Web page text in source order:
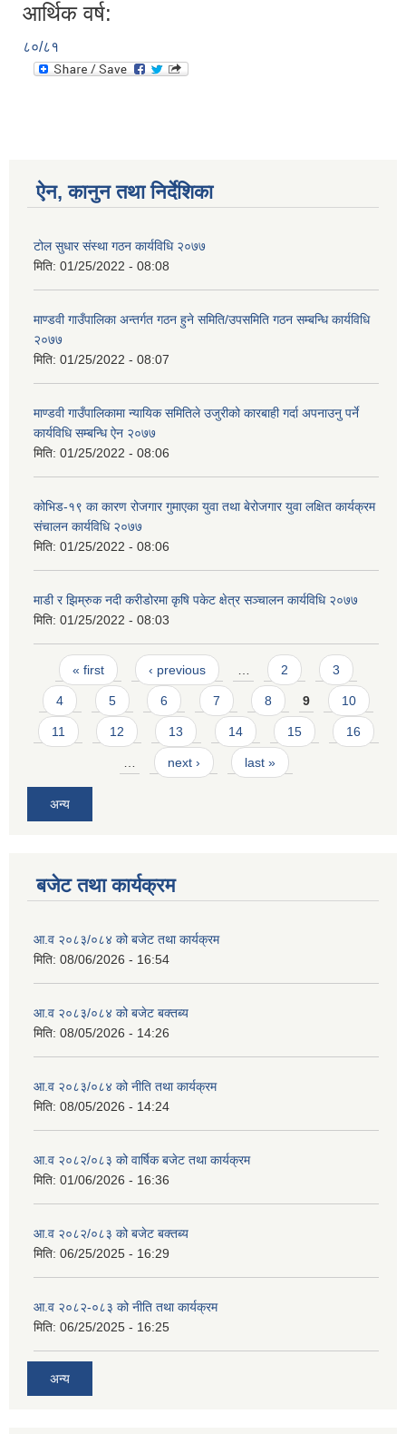
आर्थिक वर्ष:
८०/८१
ऐन, कानुन तथा निर्देशिका
टोल सुधार संस्था गठन कार्यविधि २०७७
मिति: 01/25/2022 - 08:08
माण्डवी गाउँपालिका अन्तर्गत गठन हुने समिति/उपसमिति गठन सम्बन्धि कार्यविधि
२०७७
मिति: 01/25/2022 - 08:07
माण्डवी गाउँपालिकामा न्यायिक समितिले उजुरीको कारबाही गर्दा अपनाउनु पर्ने
कार्यविधि सम्बन्धि ऐन २०७७
मिति: 01/25/2022 - 08:06
कोभिड-१९ का कारण रोजगार गुमाएका युवा तथा बेरोजगार युवा लक्षित कार्यक्रम
संचालन कार्यविधि २०७७
मिति: 01/25/2022 - 08:06
माडी र झिम्रुक नदी करीडोरमा कृषि पकेट क्षेत्र सञ्चालन कार्यविधि २०७७
मिति: 01/25/2022 - 08:03
Pages
« first ‹ previous 2 3
4 5 6 7 8 9 10
11 12 13 14 15 16
next › last »
अन्य
बजेट तथा कार्यक्रम
आ.व २०८३/०८४ को बजेट तथा कार्यक्रम
मिति: 08/06/2026 - 16:54
आ.व २०८३/०८४ को बजेट बक्तब्य
मिति: 08/05/2026 - 14:26
आ.व २०८३/०८४ को नीति तथा कार्यक्रम
मिति: 08/05/2026 - 14:24
आ.व २०८२/०८३ को वार्षिक बजेट तथा कार्यक्रम
मिति: 01/06/2026 - 16:36
आ.व २०८२/०८३ को बजेट बक्तब्य
मिति: 06/25/2025 - 16:29
आ.व २०८२-०८३ को नीति तथा कार्यक्रम
मिति: 06/25/2025 - 16:25
अन्य